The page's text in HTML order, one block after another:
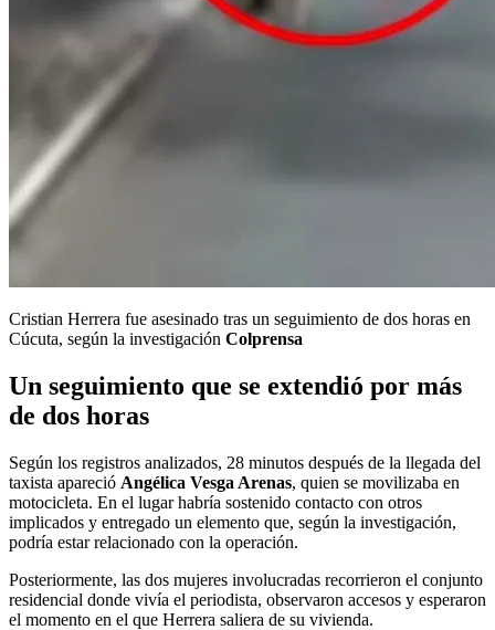
Cristian Herrera fue asesinado tras un seguimiento de dos horas en
Cúcuta, según la investigación Colprensa
Un seguimiento que se extendió por más
de dos horas
Según los registros analizados, 28 minutos después de la llegada del
taxista apareció Angélica Vesga Arenas, quien se movilizaba en
motocicleta. En el lugar habría sostenido contacto con otros
implicados y entregado un elemento que, según la investigación,
podría estar relacionado con la operación.
Posteriormente, las dos mujeres involucradas recorrieron el conjunto
residencial donde vivía el periodista, observaron accesos y esperaron
el momento en el que Herrera saliera de su vivienda.